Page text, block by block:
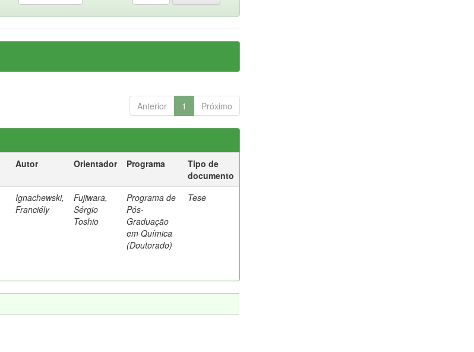
Anterior 1 Próximo
Autor Orientador Programa
Tipo de
documento
Ignachewski,
Franciély
Fujiwara,
Sérgio
Toshio
Programa de
Pós-
Graduação
em Química
(Doutorado)
Tese